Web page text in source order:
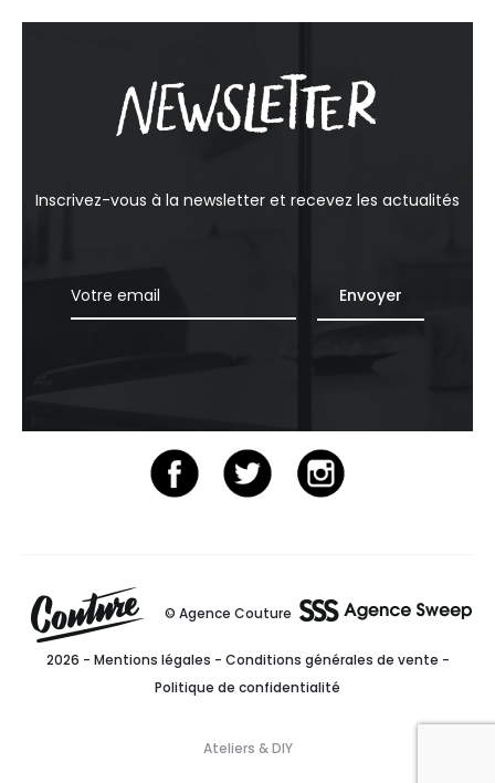
Inscrivez-vous à la newsletter et recevez les actualités
© Agence Couture
2026 - Mentions légales - Conditions générales de vente -
Politique de confidentialité
Ateliers & DIY